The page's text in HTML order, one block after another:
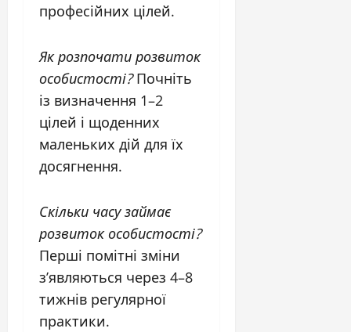
професійних цілей.
Як розпочати розвиток
особистості?Почніть
із визначення 1–2
цілей і щоденних
маленьких дій для їх
досягнення.
Скільки часу займає
розвиток особистості?
Перші помітні зміни
з’являються через 4–8
тижнів регулярної
практики.